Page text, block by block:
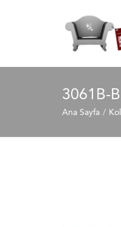
3061B-
Ana Sayfa